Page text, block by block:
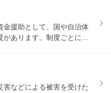
金援助として、国や自治体
あります。制度ごとに対
などによる被害を受けた